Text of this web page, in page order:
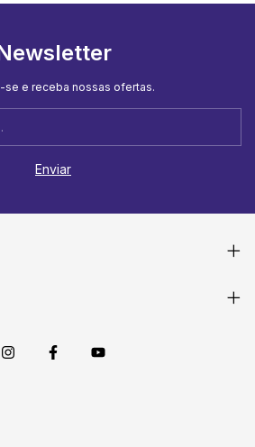
se e receba nossas ofertas.